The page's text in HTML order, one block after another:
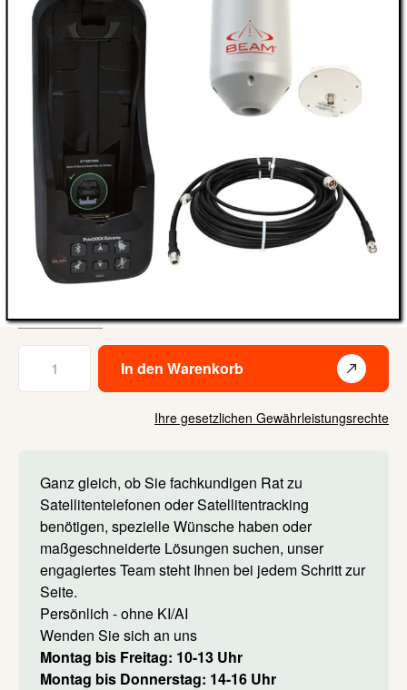
Kurze Zusammenfassung
Einbauhalterung im Set primär im Gebäude für Iridium
9575
inkl. externe Antenne mit 9m Kabel
inkl. externe GPS-Antenne mit Magnetfuss & 5m Kabel
RJ11 Anschluss (für analoge Telefone)
Bluetooth, SOS-Notruf und Tracking wird unterstützt
1.449,00 €
exkl.Versandkosten
In den Warenkorb
Ihre gesetzlichen Gewährleistungsrechte
Ganz gleich, ob Sie fachkundigen Rat zu
Satellitentelefonen oder Satellitentracking
benötigen, spezielle Wünsche haben oder
maßgeschneiderte Lösungen suchen, unser
engagiertes Team steht Ihnen bei jedem Schritt zur
Seite.
Persönlich - ohne KI/AI
Wenden Sie sich an uns
Montag bis Freitag: 10-13 Uhr
Montag bis Donnerstag: 14-16 Uhr